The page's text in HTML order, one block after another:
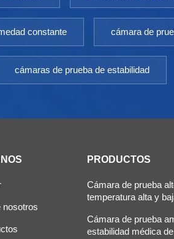
constante cámara de
cámaras de prueba de estabilidad
nosotros
PRODUCTOS
Cámara de prueba
temperatura alta y
Cámara de prueba
estabilidad médica